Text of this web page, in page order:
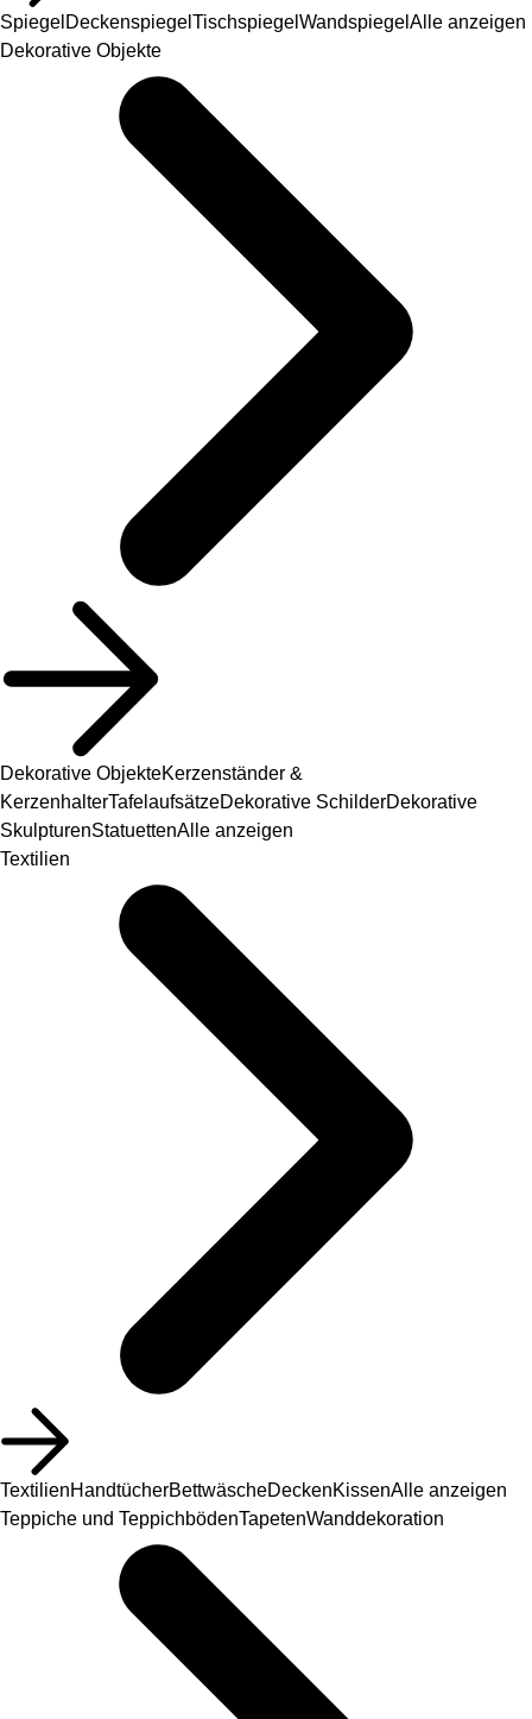
Spiegel Deckenspiegel Tischspiegel Wandspiegel Alle anzeigen
Dekorative Objekte
Dekorative ObjekteKerzenständer &
KerzenhalterTafelaufsätzeDekorative SchilderDekorative
SkulpturenStatuettenAlle anzeigen
Textilien
TextilienHandtücherBettwäscheDeckenKissenAlle anzeigen
Teppiche und TeppichbödenTapetenWanddekoration